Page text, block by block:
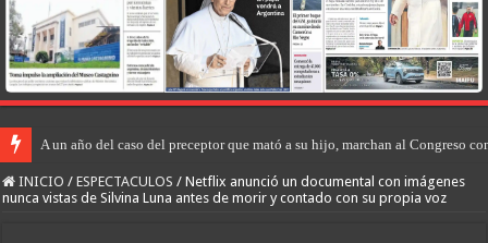
A un año del caso del preceptor que mató a su hijo, marchan al Congreso
INICIO / ESPECTACULOS / Netflix anunció un documental con imágenes
nunca vistas de Silvina Luna antes de morir y contado con su propia voz